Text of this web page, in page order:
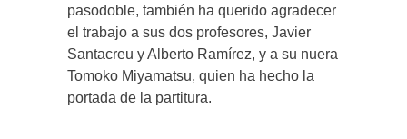
pasodoble, también ha querido agradecer
el trabajo a sus dos profesores, Javier
Santacreu y Alberto Ramírez, y a su nuera
Tomoko Miyamatsu, quien ha hecho la
portada de la partitura.